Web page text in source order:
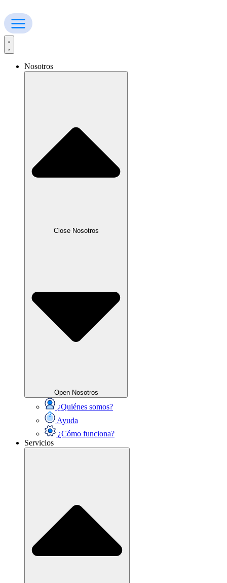
al
contenido
Nosotros
Close Nosotros
Open Nosotros
¿Quiénes somos?
Ayuda
¿Cómo funciona?
Servicios